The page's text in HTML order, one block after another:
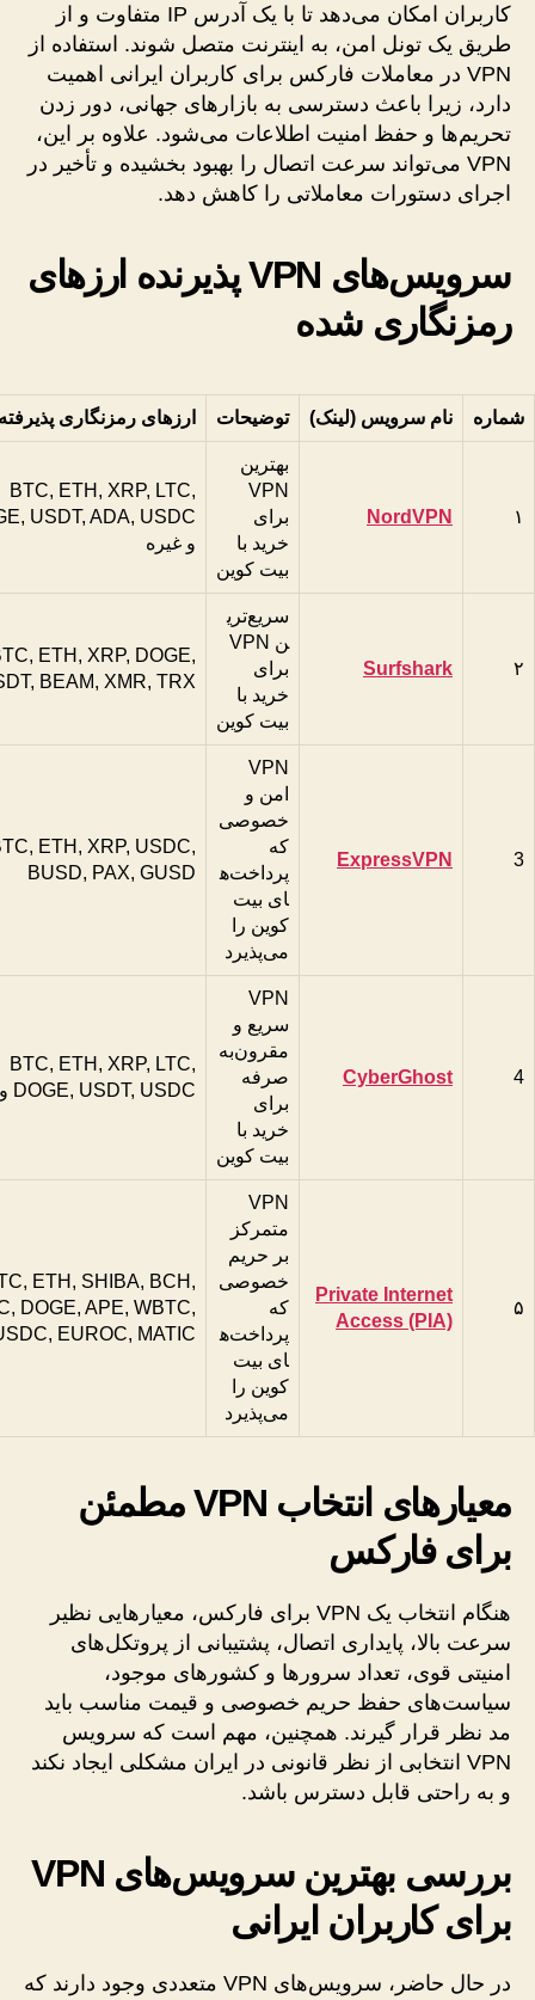
کاربران امکان می‌دهد تا با یک آدرس IP متفاوت و از
طریق یک تونل امن، به اینترنت متصل شوند. استفاده از
VPN در معاملات فارکس برای کاربران ایرانی اهمیت
دارد، زیرا باعث دسترسی به بازارهای جهانی، دور زدن
تحریم‌ها و حفظ امنیت اطلاعات می‌شود. علاوه بر این،
VPN می‌تواند سرعت اتصال را بهبود بخشیده و تأخیر در
اجرای دستورات معاملاتی را کاهش دهد.
سرویس‌های VPN پذیرنده ارزهای
رمزنگاری شده
شماره نام سرویس (لینک) توضیحات ارزهای رمزنگاری
۱ NordVPN
بهترین
VPN
برای
خرید با
بیت کوین
BTC, ETH, XRP, LTC,
USDT, ADA, USDC
و غیره
۲ Surfshark
سریع‌تری
ن VPN
برای
خرید با
بیت کوین
ETH, XRP, DOGE,
BEAM, XMR, TRX
3
ExpressVPN
VPN
امن و
خصوصی
که
پرداخت‌ه
ای بیت
کوین را
می‌پذیرد
ETH, XRP, USDC,
BUSD, PAX, GUSD
4
CyberGhost
VPN
سریع و
مقرون‌به‌
صرفه
برای
خرید با
بیت کوین
BTC, ETH, XRP, LTC,
DOGE, USDT, USDC و غیره
۵
Private Internet
Access (PIA)
VPN
متمرکز
بر حریم
خصوصی
که
پرداخت‌ه
ای بیت
کوین را
می‌پذیرد
ETH, SHIBA, BCH,
DOGE, APE, WBTC,
EUROC, MATIC
معیارهای انتخاب VPN مطمئن
برای فارکس
هنگام انتخاب یک VPN برای فارکس، معیارهایی نظیر
سرعت بالا، پایداری اتصال، پشتیبانی از پروتکل‌های
امنیتی قوی، تعداد سرورها و کشورهای موجود،
سیاست‌های حفظ حریم خصوصی و قیمت مناسب باید
مد نظر قرار گیرند. همچنین، مهم است که سرویس
VPN انتخابی از نظر قانونی در ایران مشکلی ایجاد نکند
و به راحتی قابل دسترس باشد.
بررسی بهترین سرویس‌های VPN
برای کاربران ایرانی
در حال حاضر، سرویس‌های VPN متعددی وجود دارند که